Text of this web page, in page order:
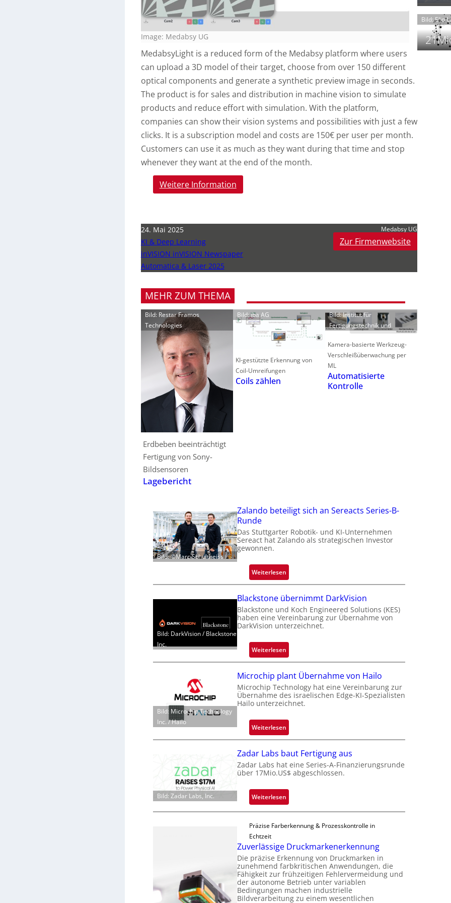
Image: Medabsy UG
MedabsyLight is a reduced form of the Medabsy platform where users
can upload a 3D model of their target, choose from over 150 different
optical components and generate a synthetic preview image in seconds.
The product is for sales and distribution in machine vision to simulate
products and reduce effort with simulation. With the platform,
companies can show their vision systems and possibilities with just a few
clicks. It is a subscription model and costs are 150€ per user per month.
Customers can use it as much as they want during that time and stop
whenever they want at the end of the month.
Weitere Information
24. Mai 2025
KI & Deep Learning
inVISION inVISION Newspaper
Automatica & Laser 2025
Medabsy UG
Zur Firmenwebsite
MEHR ZUM THEMA
Bild: Restar Framos
Technologies
Erdbeben beeinträchtigt
Fertigung von Sony-
Bildsensoren
Lagebericht
Bild: iba AG
KI-gestützte Erkennung von
Coil-Umreifungen
Coils zählen
Bild: Institut für
Fertigungstechnik und
Kamera-basierte Werkzeug-
Verschleißüberwachung per
ML
Automatisierte
Kontrolle
Bild: ©Marc Schultheiss
Zalando beteiligt sich an Sereacts Series-B-
Runde
Das Stuttgarter Robotik- und KI-Unternehmen
Sereact hat Zalando als strategischen Investor
gewonnen.
Weiterlesen:
Z
a
l
a
n
o
b
t
e
i
i
g
t
s
i
c
n
S
e
e
a
c
t
s
S
Bild: DarkVision / Blackstone
Inc.
Blackstone übernimmt DarkVision
Blackstone und Koch Engineered Solutions (KES)
haben eine Vereinbarung zur Übernahme von
DarkVision unterzeichnet.
Weiterlesen:
B
a
c
k
o
e
ü
b
r
m
t
D
a
r
k
Bild: Microchip Technology
Inc. / Hailo
Microchip plant Übernahme von Hailo
Microchip Technology hat eine Vereinbarung zur
Übernahme des israelischen Edge-KI-Spezialisten
Hailo unterzeichnet.
Weiterlesen:
M
c
r
c
h
i
l
n
t
Ü
b
Bild: Zadar Labs, Inc.
Zadar Labs baut Fertigung aus
Zadar Labs hat eine Series-A-Finanzierungsrunde
über 17Mio.US$ abgeschlossen.
Weiterlesen:
Z
d
r
L
a
b
s
Präzise Farberkennung & Prozesskontrolle in
Echtzeit
Zuverlässige Druckmarkenerkennung
Die präzise Erkennung von Druckmarken in
zunehmend farbkritischen Anwendungen, die
Fähigkeit zur frühzeitigen Fehlervermeidung und
der autonome Betrieb unter variablen
Bedingungen machen industrielle
Bildverarbeitung zu einem wesentlichen
r
r
s
Bild: Elio